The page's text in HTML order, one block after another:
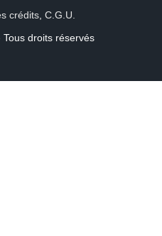
crédits C.G.U.
droits réservés